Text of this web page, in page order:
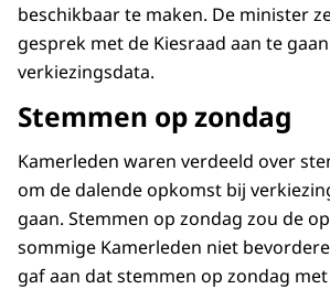
beschikbaar te maken. De minister
gesprek met de Kiesraad aan te
verkiezingsdata.
Stemmen op zondag
Kamerleden waren verdeeld over
om de dalende opkomst bij
gaan. Stemmen op zondag zou de
sommige Kamerleden niet
gaf aan dat stemmen op zondag